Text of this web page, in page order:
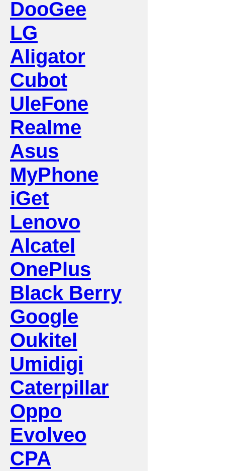
DooGee
LG
Aligator
Cubot
UleFone
Realme
Asus
MyPhone
iGet
Lenovo
Alcatel
OnePlus
Black Berry
Google
Oukitel
Umidigi
Caterpillar
Oppo
Evolveo
CPA